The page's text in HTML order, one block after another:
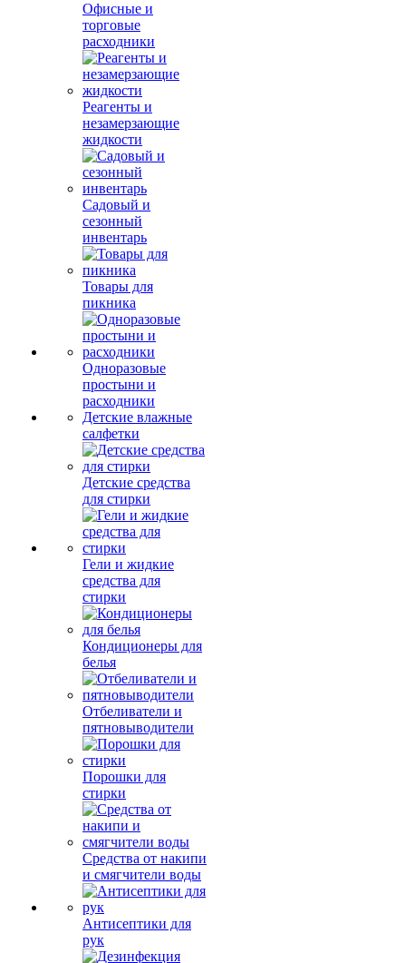
Офисные и
торговые
расходники
Реагенты и
незамерзающие
жидкости
Садовый и
сезонный
инвентарь
Товары для
пикника
Одноразовые
простыни и
расходники
Детские влажные
салфетки
Детские средства
для стирки
Гели и жидкие
средства для
стирки
Кондиционеры для
белья
Отбеливатели и
пятновыводители
Порошки для
стирки
Средства от накипи
и смягчители воды
Антисептики для
рук